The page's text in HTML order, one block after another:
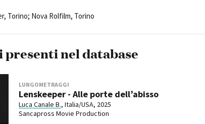
CASTING
Anteprime in Piemonte
Avenue Cove - Erasmus +
Guarda che storia!
La Grazia - Immagini e location della
Torino di Paolo Sorrentino
Torino; Nova Rolfilm, Torino
nel database
LUNGOMETRAGGI
Lenskeeper - Alle porte dell’abisso
Luca Canale B., Italia/USA, 2025
Sancapross Movie Production